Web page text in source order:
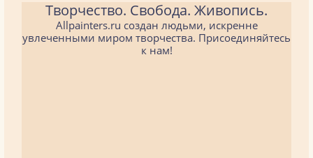
Творчество. Свобода. Живопись.
Allpainters.ru создан людьми, искренне
увлеченными миром творчества. Присоединяйтесь
к нам!